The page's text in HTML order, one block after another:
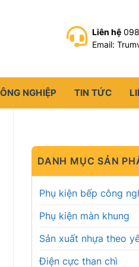
Liên hệ
Email:
NGHIỆP TIN TỨC
DANH MỤC SẢN
Phụ kiện bếp công
Phụ kiện màn khung
Sản xuất nhựa theo
Điện cực than chì